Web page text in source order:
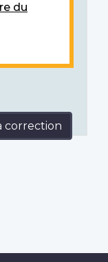
du
correction